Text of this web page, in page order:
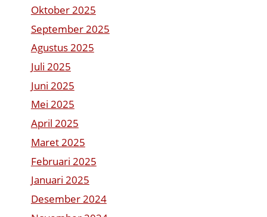
Oktober 2025
September 2025
Agustus 2025
Juli 2025
Juni 2025
Mei 2025
April 2025
Maret 2025
Februari 2025
Januari 2025
Desember 2024